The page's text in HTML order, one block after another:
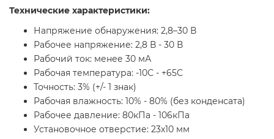
Технические характеристики:
Напряжение обнаружения: 2,8–30 В
Рабочее напряжение: 2,8 В - 30 В
Рабочий ток: менее 30 мА
Рабочая температура: -10С - +65С
Точность: 3% (+/- 1 знак)
Рабочая влажность: 10% - 80% (без конденсата)
Рабочее давление: 80кПа - 106кПа
Установочное отверстие: 23x10 мм